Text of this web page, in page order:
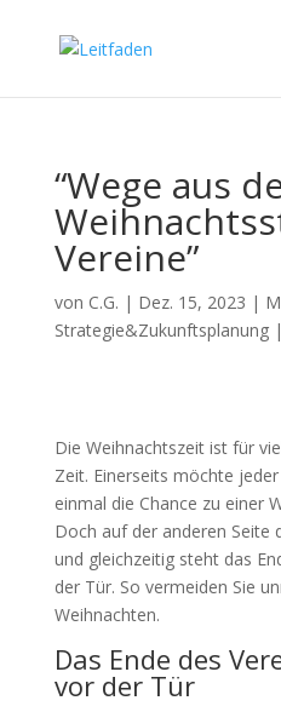
“Wege aus
Vereine”
von C.G. | Dez. 15, 2023 |
Strategie&Zukunftsplanung|
Die Weihnachtszeit ist für
Zeit. Einerseits möchte
einmal die Chance zu einer
Doch auf der anderen Seite
und gleichzeitig steht das
der Tür. So vermeiden Sie
Weihnachten.
Das Ende des
vor der Tür